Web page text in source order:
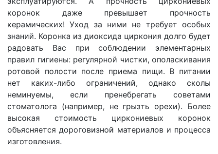
коронок даже превышает прочность
керамических! Уход за ними не требует особых
знаний. Коронка из диоксида циркония долго будет
радовать Вас при соблюдении элементарных
правил гигиены: регулярной чистки, ополаскивания
ротовой полости после приема пищи. В питании
нет каких-либо ограничений, однако сколы
неминуемы, если пренебрегать советами
стоматолога (например, не грызть орехи). Более
высокая стоимость циркониевых коронок
объясняется дороговизной материалов и процесса
изготовления.